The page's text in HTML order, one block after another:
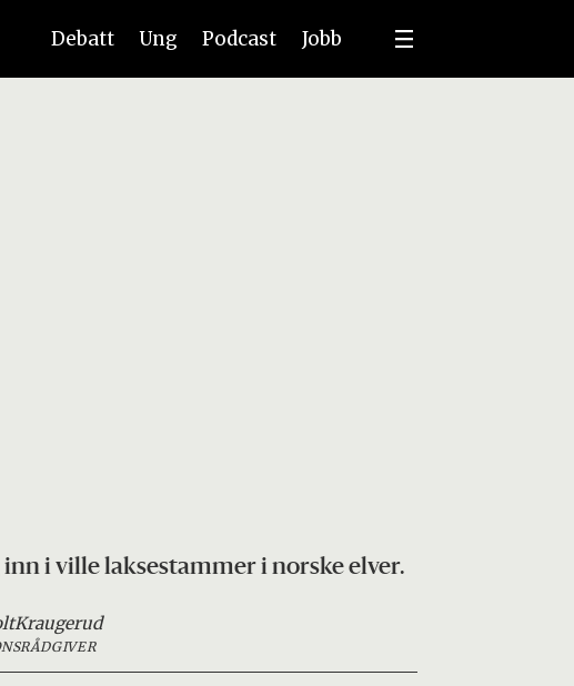
Debatt Ung Podcast Jobb
i ville laksestammer i norske elver.
Kraugerud